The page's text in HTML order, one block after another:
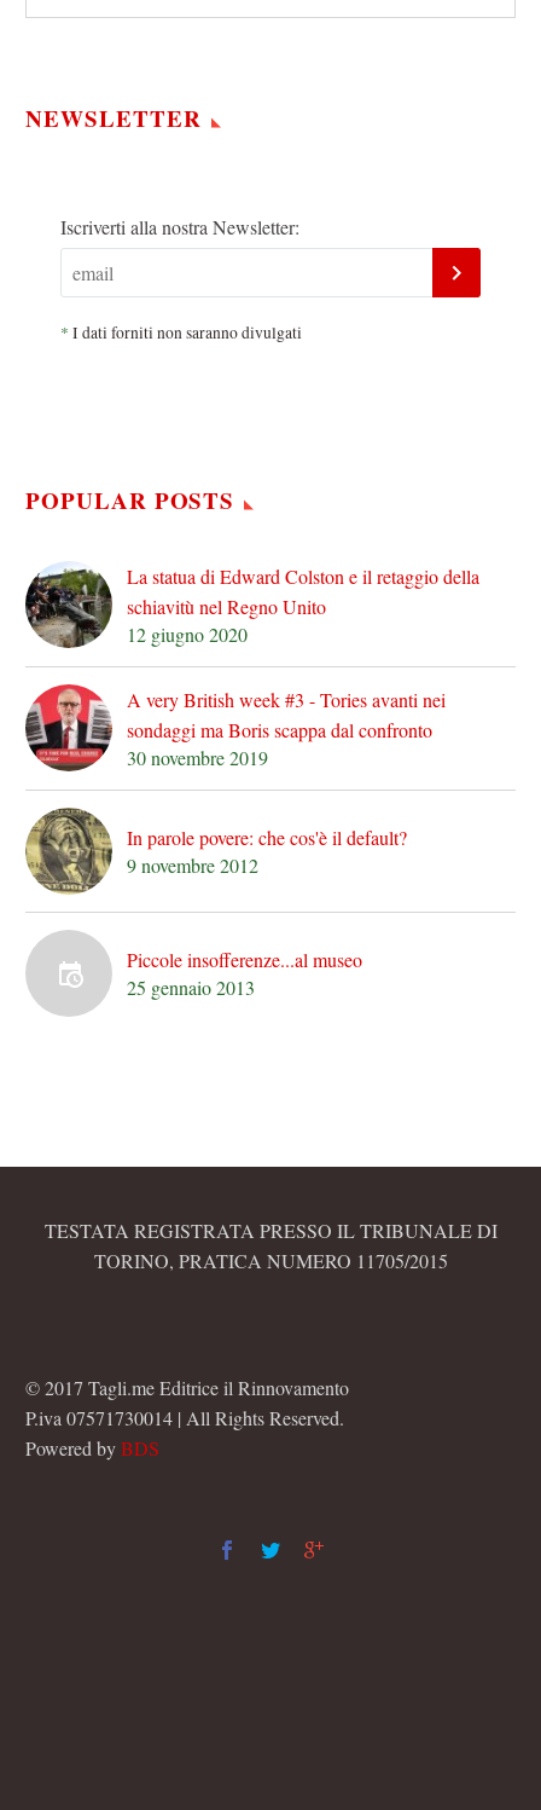
NEWSLETTER
Iscriverti alla nostra Newsletter:
* I dati forniti non saranno divulgati
POPULAR POSTS
La statua di Edward Colston e il retaggio della
schiavitù nel Regno Unito
12 giugno 2020
A very British week #3 - Tories avanti nei
sondaggi ma Boris scappa dal confronto
30 novembre 2019
In parole povere: che cos'è il default?
9 novembre 2012
Piccole insofferenze...al museo
25 gennaio 2013
TESTATA REGISTRATA PRESSO IL TRIBUNALE DI
TORINO, PRATICA NUMERO 11705/2015
© 2017 Tagli.me Editrice il Rinnovamento
P.iva 07571730014 | All Rights Reserved.
Powered byBDS